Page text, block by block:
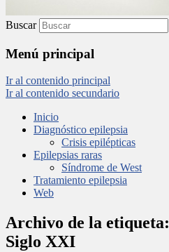
Buscar
Menú principal
Ir al contenido principal
Ir al contenido secundario
Inicio
Diagnóstico epilepsia
Crisis epilépticas
Epilepsias raras
Síndrome de West
Tratamiento epilepsia
Web
Archivo de la etiqueta:
Siglo XXI